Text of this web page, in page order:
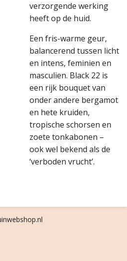
verzorgende werking
heeft op de huid.
Een fris-warme geur,
balancerend tussen licht
en intens, feminien en
masculien. Black 22 is
een rijk bouquet van
onder andere bergamot
en hete kruiden,
tropische schorsen en
zoete tonkabonen –
ook wel bekend als de
‘verboden vrucht’.